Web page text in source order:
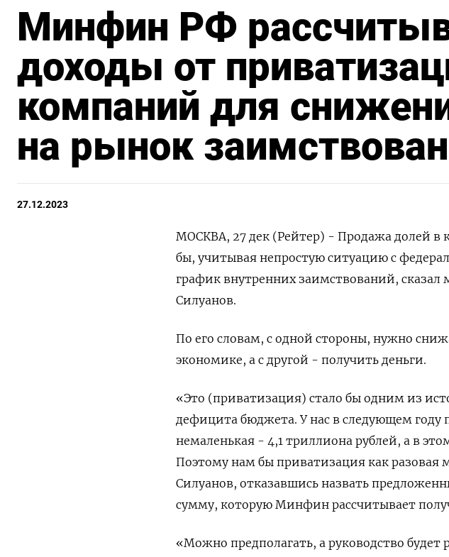
Минфин РФ
доходы от
компаний для
на рынок
27.12.2023
МОСКВА, 27 дек (Рейтер) - Продажа долей в
бы, учитывая непростую ситуацию с
график внутренних заимствований,
Силуанов.
По его словам, с одной стороны, нужно
экономике, а с другой - получить деньги.
«Это (приватизация) стало бы одним из
дефицита бюджета. У нас в следующем году
немаленькая - 4,1 триллиона рублей, а в
Поэтому нам бы приватизация как разовая
Силуанов, отказавшись назвать
сумму, которую Минфин рассчитывает
«Можно предполагать, а руководство будет